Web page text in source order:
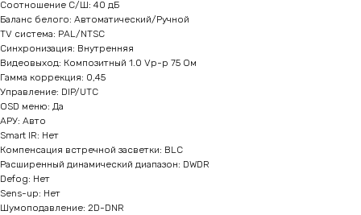
Соотношение С/Ш: 40 дБ
Баланс белого: Автоматический/Ручной
TV система: PAL/NTSC
Синхронизация: Внутренняя
Видеовыход: Композитный 1.0 Vp-p 75 Ом
Гамма коррекция: 0,45
Управление: DIP/UTC
OSD меню: Да
АРУ: Авто
Smart IR: Нет
Компенсация встречной засветки: BLC
Расширенный динамический диапазон: DWDR
Defog: Нет
Sens-up: Нет
Шумоподавление: 2D-DNR